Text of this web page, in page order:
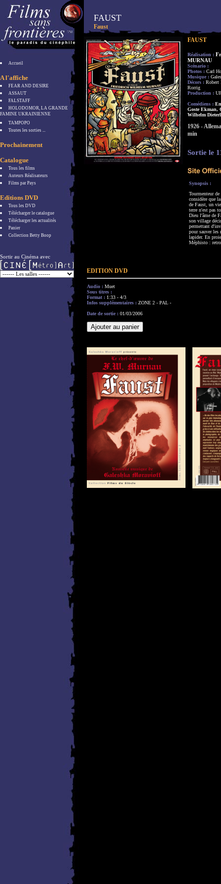
Accueil
A l'affiche
FEAR AND DESIRE
ASSAUT
FALSTAFF
HOLODOMOR, LA GRANDE
FAMINE UKRAINIENNE
TAMPOPO
Toutes les sorties ...
Prochainement
Catalogue
Tous les films
Auteurs Réalisateurs
Films par Pays
Editions DVD
Tous les DVD
Télécharger le catalogue
Télécharger les actualités
Panier
Collection Betty Boop
Sortir au Cinéma avec
FAUST
Faust
FAUST
Réalisation :
MURNAU
Scénario :
Photos : Carl
Musique :
Décors : Robert
Rorrig
Production :
Comédiens :
Goste Ekman,
Wilhelm
1926 -
min
Sortie le
Synopsis :
Tourmenteur
considère que
de Faust, un
terre n'est pas
Dieu l'âme de
son village
permettant
pour sauver les
lapider. En
Méphisto :
EDITION DVD
Audio : Muet
Sous titres :
Format : 1:33 - 4/3
Infos supplémentaires : ZONE 2 - PAL -
Date de sortie : 01/03/2006